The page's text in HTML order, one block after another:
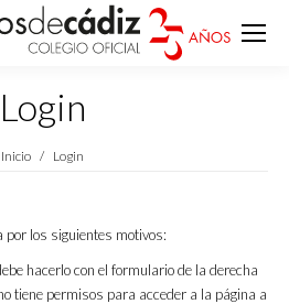
Login
Estás aquí:
Inicio Login
por los siguientes motivos:
hacerlo con el formulario de la derecha
tiene permisos para acceder a la página a